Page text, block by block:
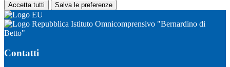
Accetta tutti Salva le preferenze
Istituto Omnicomprensivo "Bernardino di
Betto"
Contatti